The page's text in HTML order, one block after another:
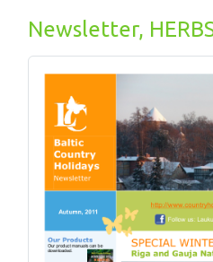
Newsletter,